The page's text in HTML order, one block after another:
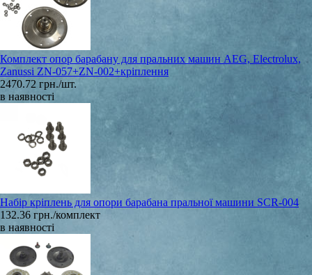
Комплект опор барабану для пральних машин AEG, Electrolux,
Zanussi ZN-057+ZN-002+кріплення
2470.72 грн./шт.
в наявності
Набір кріплень для опори барабана пральної машини SCR-004
132.36 грн./комплект
в наявності